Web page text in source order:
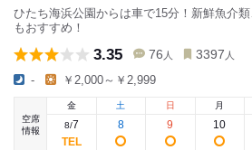
ひたち海浜公園からは車で15分！新鮮魚介
もおすすめ！
3.35 76 人 3397 人
- ￥2,000～￥2,999
空席
情報
金
8/7
土
8
日
9
月
10